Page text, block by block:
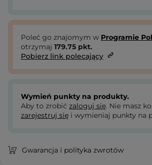
Poleć go znajomym w Programie
otrzymaj 179.75 pkt.
Pobierz link polecający
Wymień punkty na produkty.
Aby to zrobić zaloguj się. Nie masz
zarejestruj się i wymieniaj punkty na
Gwarancja i polityka zwrotów